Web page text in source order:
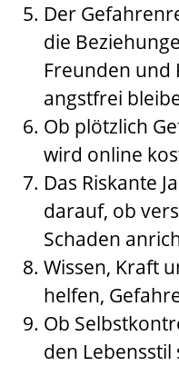
Der
die
Freunden und
angstfrei
Ob plötzlich
wird online
Das Riskante
darauf, ob
Schaden
Wissen, Kraft
helfen,
Ob
den